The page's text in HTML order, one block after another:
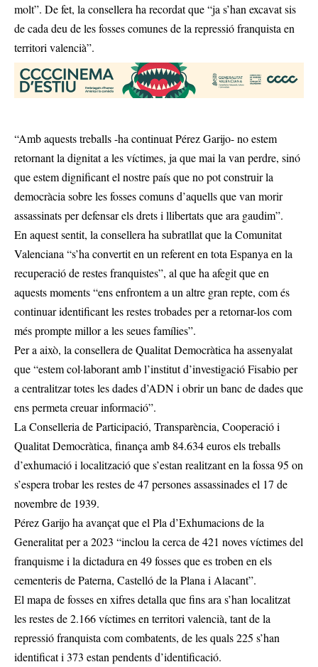
molt”. De fet, la consellera ha recordat que “ja s’han excavat sis
de cada deu de les fosses comunes de la repressió franquista en
territori valencià”.
“Amb aquests treballs -ha continuat Pérez Garijo- no estem
retornant la dignitat a les víctimes, ja que mai la van perdre, sinó
que estem dignificant el nostre país que no pot construir la
democràcia sobre les fosses comuns d’aquells que van morir
assassinats per defensar els drets i llibertats que ara gaudim”.
En aquest sentit, la consellera ha subratllat que la Comunitat
Valenciana “s’ha convertit en un referent en tota Espanya en la
recuperació de restes franquistes”, al que ha afegit que en
aquests moments “ens enfrontem a un altre gran repte, com és
continuar identificant les restes trobades per a retornar-los com
més prompte millor a les seues famílies”.
Per a això, la consellera de Qualitat Democràtica ha assenyalat
que “estem col·laborant amb l’institut d’investigació Fisabio per
a centralitzar totes les dades d’ADN i obrir un banc de dades que
ens permeta creuar informació”.
La Conselleria de Participació, Transparència, Cooperació i
Qualitat Democràtica, finança amb 84.634 euros els treballs
d’exhumació i localització que s’estan realitzant en la fossa 95 on
s’espera trobar les restes de 47 persones assassinades el 17 de
novembre de 1939.
Pérez Garijo ha avançat que el Pla d’Exhumacions de la
Generalitat per a 2023 “inclou la cerca de 421 noves víctimes del
franquisme i la dictadura en 49 fosses que es troben en els
cementeris de Paterna, Castelló de la Plana i Alacant”.
El mapa de fosses en xifres detalla que fins ara s’han localitzat
les restes de 2.166 víctimes en territori valencià, tant de la
repressió franquista com combatents, de les quals 225 s’han
identificat i 373 estan pendents d’identificació.